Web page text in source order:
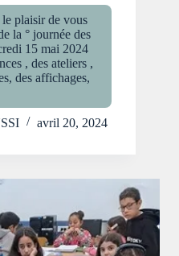
le plaisir de vous
la ° journée des
15 mai 2024
, des ateliers ,
des affichages,
avril 20, 2024